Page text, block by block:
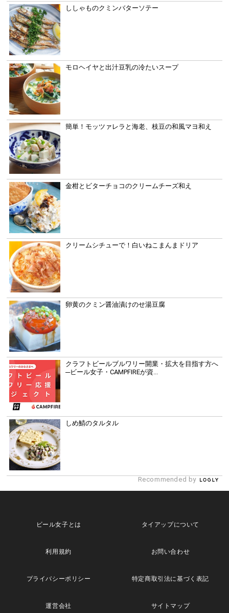
ししゃものクミンバターソテー
モロヘイヤと出汁豆乳の冷たいスープ
簡単！モッツァレラと海老、枝豆の和風マヨ和え
金柑とビターチョコのクリームチーズ和え
クリームシチューで！白いねこまんまドリア
卵黄のクミン醤油漬けのせ湯豆腐
クラフトビールブルワリー開業・拡大を目指す方へ
─ビール女子・CAMPFIREが資...
しめ鯖のタルタル
Recommended by
ビール女子とは タイアップについて
利用規約 お問い合わせ
プライバシーポリシー 特定商取引法に基づく表記
運営会社 サイトマップ